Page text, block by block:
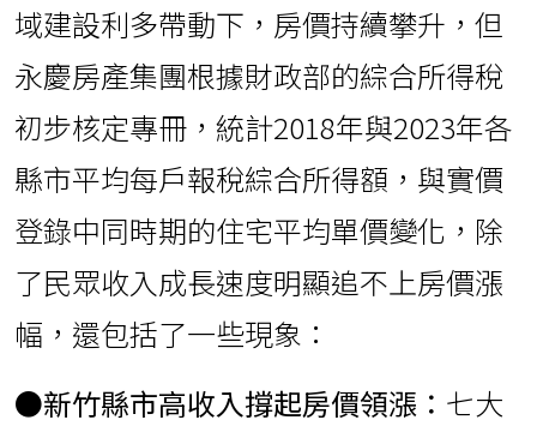
域建設利多帶動下，房價持續攀升，但
永慶房產集團根據財政部的綜合所得稅
初步核定專冊，統計2018年與2023年各
縣市平均每戶報稅綜合所得額，與實價
登錄中同時期的住宅平均單價變化，除
了民眾收入成長速度明顯追不上房價漲
幅，還包括了一些現象：
●新竹縣市高收入撐起房價領漲： 七大